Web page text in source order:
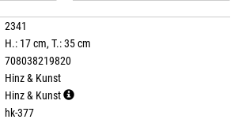
2341
H.: 17 cm, T.: 35 cm
708038219820
Hinz & Kunst
Hinz & Kunst
hk-377